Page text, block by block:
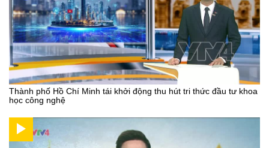
Thành phố Hồ Chí Minh tái khởi động thu hút tri thức đầu tư khoa
học công nghệ